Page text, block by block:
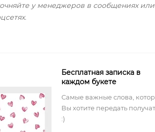
у менеджеров в сообщениях или
Бесплатная записка в
каждом букете
Самые важные слова,
Вы хотите передать
:)